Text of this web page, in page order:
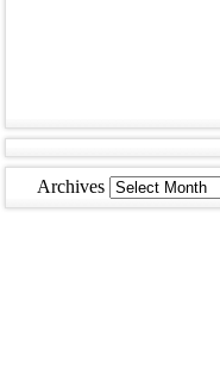
Archives Archives